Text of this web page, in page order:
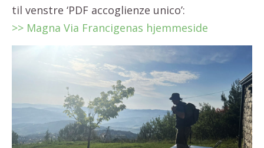
til venstre ‘PDF accoglienze unico’:
>> Magna Via Francigenas hjemmeside